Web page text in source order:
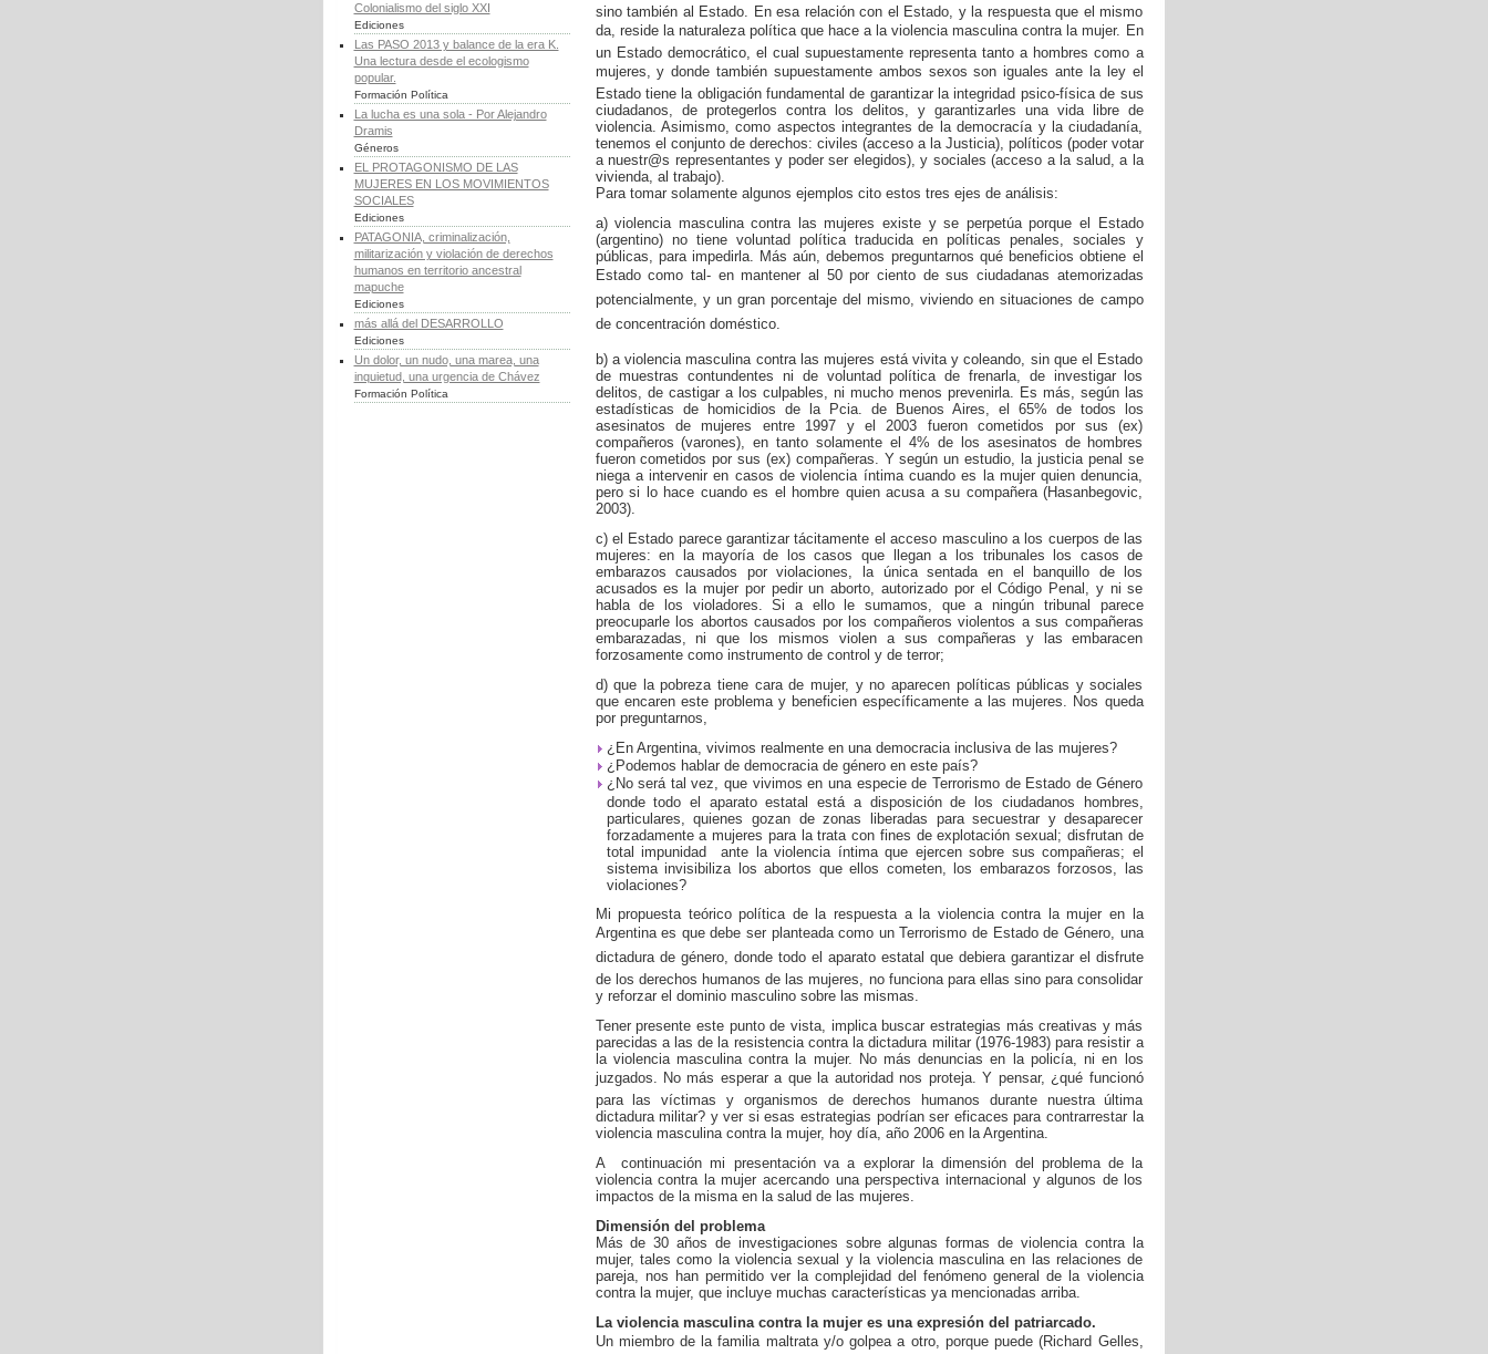
Colonialismo del siglo XXI
Ediciones
Las PASO 2013 y balance de la era K.
Una lectura desde el ecologismo
popular.
Formación Política
La lucha es una sola - Por Alejandro
Dramis
Géneros
EL PROTAGONISMO DE LAS
MUJERES EN LOS MOVIMIENTOS
SOCIALES
Ediciones
PATAGONIA, criminalización,
militarización y violación de derechos
humanos en territorio ancestral
mapuche
Ediciones
más allá del DESARROLLO
Ediciones
Un dolor, un nudo, una marea, una
inquietud, una urgencia de Chávez
Formación Política
sino también al Estado. En esa relación con el Estado, y la respuesta que el mismo
da, reside la naturaleza política que hace a la violencia masculina contra la mujer. En
un Estado democrático, el cual supuestamente representa tanto a hombres como a
mujeres, y donde también supuestamente ambos sexos son iguales ante la ley el
Estado tiene la obligación fundamental de garantizar la integridad psico-física de sus
ciudadanos, de protegerlos contra los delitos, y garantizarles una vida libre de
violencia. Asimismo, como aspectos integrantes de la democracía y la ciudadanía,
tenemos el conjunto de derechos: civiles (acceso a la Justicia), políticos (poder votar
a nuestr@s representantes y poder ser elegidos), y sociales (acceso a la salud, a la
vivienda, al trabajo).
Para tomar solamente algunos ejemplos cito estos tres ejes de análisis:
a) violencia masculina contra las mujeres existe y se perpetúa porque el Estado
(argentino) no tiene voluntad política traducida en políticas penales, sociales y
públicas, para impedirla. Más aún, debemos preguntarnos qué beneficios obtiene el
Estado como tal- en mantener al 50 por ciento de sus ciudadanas atemorizadas
potencialmente, y un gran porcentaje del mismo, viviendo en situaciones de campo
de concentración doméstico.
b) a violencia masculina contra las mujeres está vivita y coleando, sin que el Estado
de muestras contundentes ni de voluntad política de frenarla, de investigar los
delitos, de castigar a los culpables, ni mucho menos prevenirla. Es más, según las
estadísticas de homicidios de la Pcia. de Buenos Aires, el 65% de todos los
asesinatos de mujeres entre 1997 y el 2003 fueron cometidos por sus (ex)
compañeros (varones), en tanto solamente el 4% de los asesinatos de hombres
fueron cometidos por sus (ex) compañeras. Y según un estudio, la justicia penal se
niega a intervenir en casos de violencia íntima cuando es la mujer quien denuncia,
pero si lo hace cuando es el hombre quien acusa a su compañera (Hasanbegovic,
2003).
c) el Estado parece garantizar tácitamente el acceso masculino a los cuerpos de las
mujeres: en la mayoría de los casos que llegan a los tribunales los casos de
embarazos causados por violaciones, la única sentada en el banquillo de los
acusados es la mujer por pedir un aborto, autorizado por el Código Penal, y ni se
habla de los violadores. Si a ello le sumamos, que a ningún tribunal parece
preocuparle los abortos causados por los compañeros violentos a sus compañeras
embarazadas, ni que los mismos violen a sus compañeras y las embaracen
forzosamente como instrumento de control y de terror;
d) que la pobreza tiene cara de mujer, y no aparecen políticas públicas y sociales
que encaren este problema y beneficien específicamente a las mujeres. Nos queda
por preguntarnos,
¿En Argentina, vivimos realmente en una democracia inclusiva de las mujeres?
¿Podemos hablar de democracia de género en este país?
¿No será tal vez, que vivimos en una especie de Terrorismo de Estado de Género
donde todo el aparato estatal está a disposición de los ciudadanos hombres,
particulares, quienes gozan de zonas liberadas para secuestrar y desaparecer
forzadamente a mujeres para la trata con fines de explotación sexual; disfrutan de
total impunidad ante la violencia íntima que ejercen sobre sus compañeras; el
sistema invisibiliza los abortos que ellos cometen, los embarazos forzosos, las
violaciones?
Mi propuesta teórico política de la respuesta a la violencia contra la mujer en la
Argentina es que debe ser planteada como un Terrorismo de Estado de Género, una
dictadura de género, donde todo el aparato estatal que debiera garantizar el disfrute
de los derechos humanos de las mujeres, no funciona para ellas sino para consolidar
y reforzar el dominio masculino sobre las mismas.
Tener presente este punto de vista, implica buscar estrategias más creativas y más
parecidas a las de la resistencia contra la dictadura militar (1976-1983) para resistir a
la violencia masculina contra la mujer. No más denuncias en la policía, ni en los
juzgados. No más esperar a que la autoridad nos proteja. Y pensar, ¿qué funcionó
para las víctimas y organismos de derechos humanos durante nuestra última
dictadura militar? y ver si esas estrategias podrían ser eficaces para contrarrestar la
violencia masculina contra la mujer, hoy día, año 2006 en la Argentina.
A continuación mi presentación va a explorar la dimensión del problema de la
violencia contra la mujer acercando una perspectiva internacional y algunos de los
impactos de la misma en la salud de las mujeres.
Dimensión del problema
Más de 30 años de investigaciones sobre algunas formas de violencia contra la
mujer, tales como la violencia sexual y la violencia masculina en las relaciones de
pareja, nos han permitido ver la complejidad del fenómeno general de la violencia
contra la mujer, que incluye muchas características ya mencionadas arriba.
La violencia masculina contra la mujer es una expresión del patriarcado.
Un miembro de la familia maltrata y/o golpea a otro, porque puede (Richard Gelles,